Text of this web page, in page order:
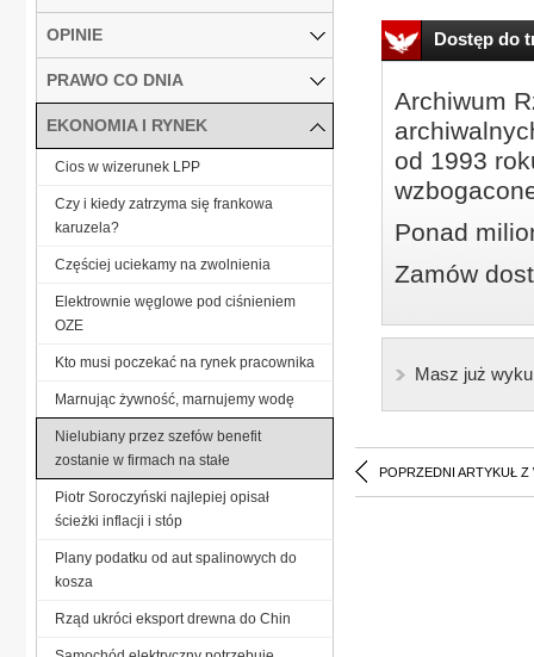
Dostęp do
Archiwum
od 1993
Ponad
Zamów
Masz już
POPRZEDNI ARTYKUŁ Z
OPINIE
PRAWO CO DNIA
EKONOMIA I RYNEK
Cios w wizerunek LPP
Czy i kiedy zatrzyma się frankowa
karuzela?
Częściej uciekamy na zwolnienia
Elektrownie węglowe pod ciśnieniem
OZE
Kto musi poczekać na rynek pracownika
Marnując żywność, marnujemy wodę
Nielubiany przez szefów benefit
zostanie w firmach na stałe
Piotr Soroczyński najlepiej opisał
ścieżki inflacji i stóp
Plany podatku od aut spalinowych do
kosza
Rząd ukróci eksport drewna do Chin